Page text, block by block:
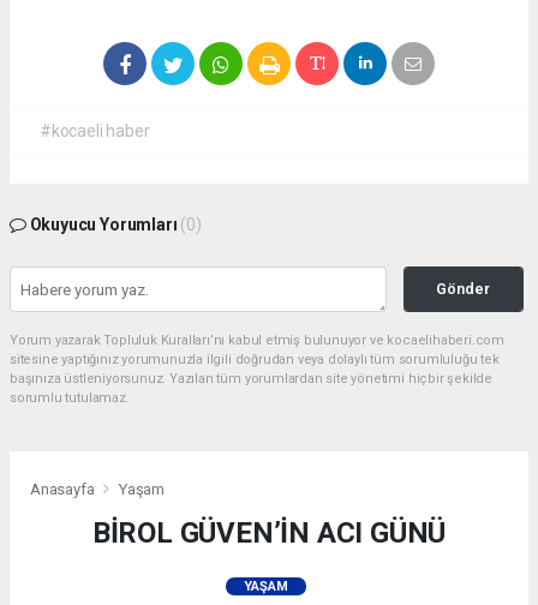
#kocaeli haber
Okuyucu Yorumları (0)
Gönder
Yorum yazarak Topluluk Kuralları’nı kabul etmiş bulunuyor ve kocaelihaberi.com
sitesine yaptığınız yorumunuzla ilgili doğrudan veya dolaylı tüm sorumluluğu tek
başınıza üstleniyorsunuz. Yazılan tüm yorumlardan site yönetimi hiçbir şekilde
sorumlu tutulamaz.
Anasayfa Yaşam
BİROL GÜVEN’İN ACI GÜNÜ
YAŞAM